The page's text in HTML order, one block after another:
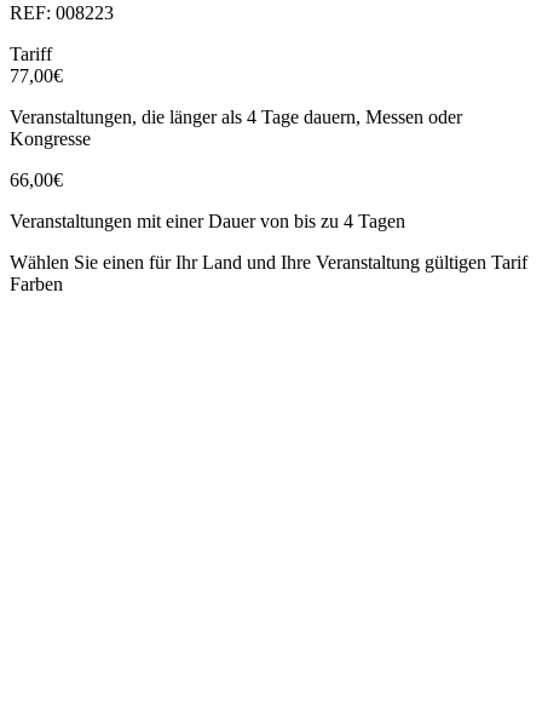
REF: 008223
Tariff
77,00€
Veranstaltungen, die länger als 4 Tage dauern, Messen oder
Kongresse
66,00€
Veranstaltungen mit einer Dauer von bis zu 4 Tagen
Wählen Sie einen für Ihr Land und Ihre Veranstaltung gültigen Tarif
Farben